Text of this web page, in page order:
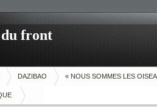
du front
DAZIBAO « NOUS SOMMES LES